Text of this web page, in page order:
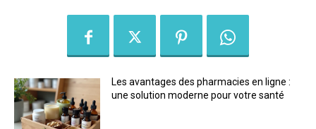
Les avantages des pharmacies en ligne :
une solution moderne pour votre santé